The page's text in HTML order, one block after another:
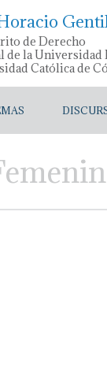
de Derecho
de la Universidad
Católica de